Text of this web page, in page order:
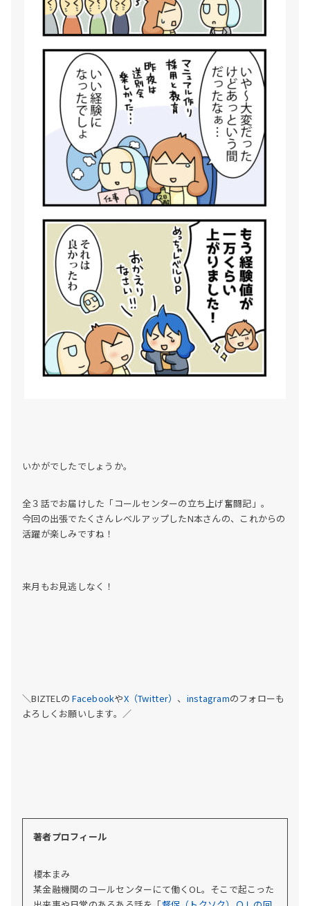
いかがでしたでしょうか。
全３話でお届けした「コールセンターの立ち上げ奮闘記」。
今回の出張でたくさんレベルアップしたN本さんの、 これからの
活躍が楽しみですね！
来月もお見逃しなく！
＼BIZTELのFacebookやX（Twitter） 、 instagramのフォローも
よろしくお願いします。／
著者プロフィール
榎本まみ
某金融機関のコールセンターにて働くOL。そこで起こった